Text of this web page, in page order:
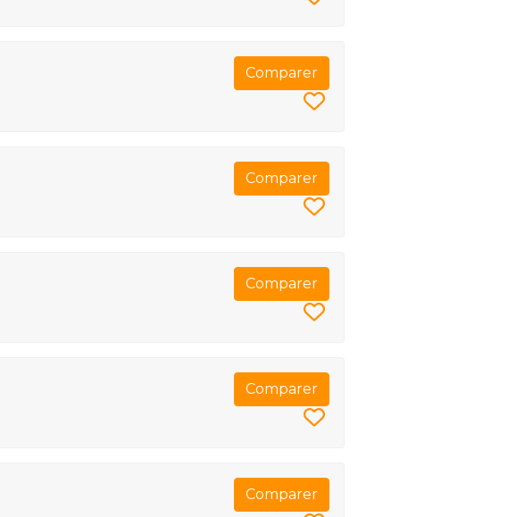
Comparer
Comparer
Comparer
Comparer
Comparer